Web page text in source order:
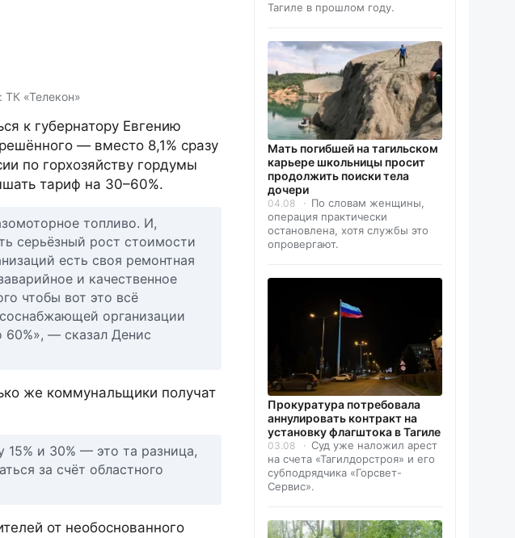
ТК «Телекон»
к губернатору Евгению
— вместо 8,1% сразу
по горхозяйству гордумы
тариф на 30–60%.
топливо. И,
серьёзный рост стоимости
есть своя ремонтная
и качественное
чтобы вот это всё
организации
60%», — сказал Денис
же коммунальщики получат
и 30% — это та разница,
за счёт областного
от необоснованного
Тагиле в прошлом году.
Мать погибшей на тагильском
карьере школьницы просит
продолжить поиски тела
дочери
04.08
По словам женщины,
операция практически
остановлена, хотя службы это
опровергают.
Прокуратура потребовала
аннулировать контракт на
установку флагштока в Тагиле
03.08
Суд уже наложил арест
на счета «Тагилдорстроя» и его
субподрядчика «Горсвет-
Сервис».